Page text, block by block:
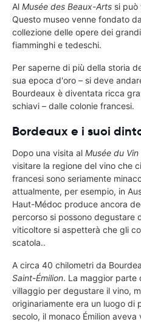
Al Musée des Beaux-Arts si può
Questo museo venne fondato
collezione delle opere dei
fiamminghi e tedeschi.
Per saperne di più della storia
sua epoca d'oro – si deve
Bourdeaux è diventata ricca
schiavi – dalle colonie francesi.
Bordeaux e i suoi
Dopo una visita al Musée du Vin
visitare la regione del vino che
francesi sono seriamente
attualmente, per esempio, in
Haut-Médoc produce ancora
percorso si possono degustare
viticoltore si aspetterà che gli
scatola..
A circa 40 chilometri da
Saint-Émilion. La maggior parte
villaggio per degustare il vino,
originariamente era un luogo di
secolo, il monaco Émilion